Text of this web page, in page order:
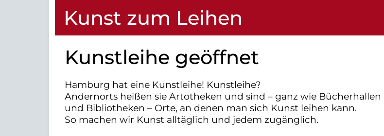
Kunst zum Leihen
Kunstleihe geöffnet
Hamburg hat eine Kunstleihe! Kunstleihe?
Andernorts heißen sie Artotheken und sind – ganz wie Bücherhallen
und Bibliotheken – Orte, an denen man sich Kunst leihen kann.
So machen wir Kunst alltäglich und jedem zugänglich.